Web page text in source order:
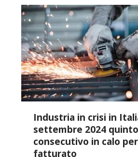
Industria in crisi in
settembre 2024
consecutivo in calo
fatturato